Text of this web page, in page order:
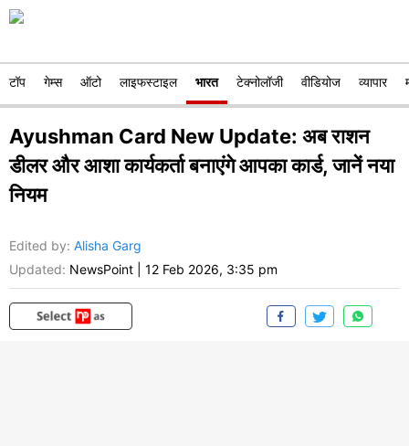
टॉप गेम्स ऑटो लाइफस्टाइल भारत टेक्नोलॉजी वीडियोज व्यापार
Ayushman Card New Update: अब राशन
डीलर और आशा कार्यकर्ता बनाएंगे आपका कार्ड, जानें नया
नियम
Edited by: Alisha Garg
Updated: NewsPoint 12 Feb 2026, 3:35 pm